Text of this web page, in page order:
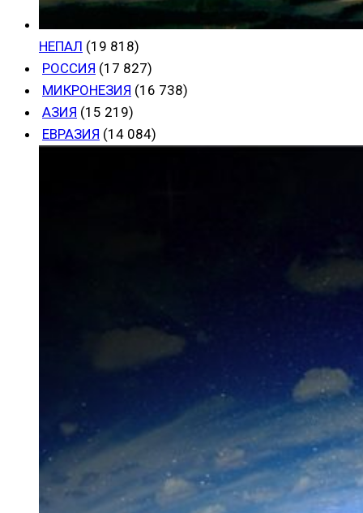
НЕПАЛ (19 818)
РОССИЯ (17 827)
МИКРОНЕЗИЯ (16 738)
АЗИЯ (15 219)
ЕВРАЗИЯ (14 084)